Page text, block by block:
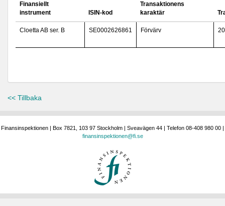
Finansiellt
instrument
ISIN-kod
Transaktionens
karaktär
Cloetta AB ser. B SE0002626861 Förvärv
<< Tillbaka
Finansinspektionen | Box 7821, 103 97 Stockholm | Sveavägen 44 | Telefon 08-408 980 00 |
finansinspektionen@fi.se